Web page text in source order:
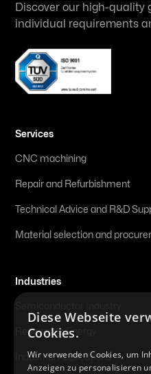
Discover our high-quality
individual requirements
Services
CNC machining
Repair and Refurbishment
Technical Advice and R&D
Material selection and
Industries
Renewable Energy
Industrial Applications
Diese Webseite
Cookies.
Wir verwenden Cookies, um
Anzeigen zu personalisieren